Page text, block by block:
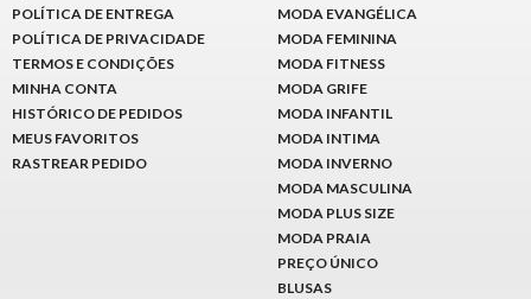
POLÍTICA DE ENTREGA
POLÍTICA DE PRIVACIDADE
TERMOS E CONDIÇÕES
MINHA CONTA
HISTÓRICO DE PEDIDOS
MEUS FAVORITOS
RASTREAR PEDIDO
MODA EVANGÉLICA
MODA FEMININA
MODA FITNESS
MODA GRIFE
MODA INFANTIL
MODA INTIMA
MODA INVERNO
MODA MASCULINA
MODA PLUS SIZE
MODA PRAIA
PREÇO ÚNICO
BLUSAS